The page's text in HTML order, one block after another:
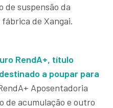
de suspensão da
de Xangai.
RendA+, título
a poupar para
Aposentadoria
de acumulação e outro